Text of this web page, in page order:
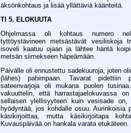
äksönkohtaus ja lisää yllättäviä käänteitä.
TI 5. ELOKUUTA
Ohjelmassa oli kohtaus numero
tyttöystävineen metsästävät vesiliskoja
isoveli kaatuu ojaan ja lähtee häntä
metsän siimekseen häpeämään.
Päivälle oli ennustettu sadekuuroja, joten
(lähes) pahimpaan. Tavarat pidettiin
sateenvarjoja oli mukana puolen
vakuuttelin, että harrastajaelokuvassa
sellaisen ylellisyyteen kuin vesisade
hyödyntää, jos kohdalle osuu. Aurinkoisia
käsikirjoittaa, mutta käsikirjoitapa
Kuvauspäivää on hankala varata etukäteen.